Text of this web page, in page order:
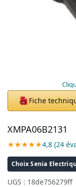
PDF Fiche
XMPA06B2131
★★★★★4,8 (24
Choix Senia
UGS : 18de756279ff